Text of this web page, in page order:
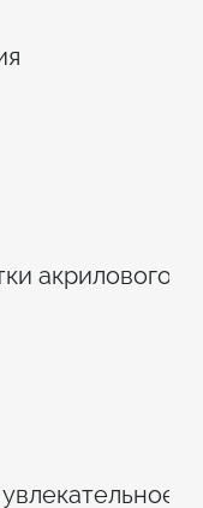
акрилового